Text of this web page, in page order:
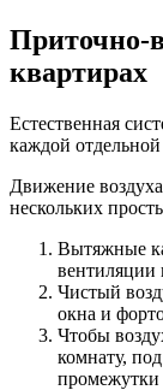
Приточно-
квартирах
Естественная
каждой
Движение
нескольких
Вытяжные
вентиляции
Чистый
окна и
Чтобы
комнату,
промежутки